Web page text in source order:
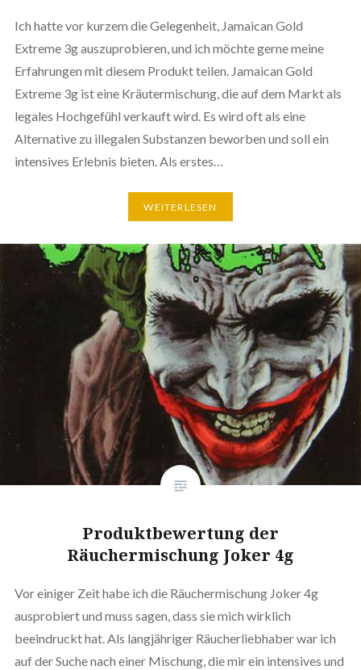
Ich hatte vor kurzem die Gelegenheit, Jamaican Gold
Extreme 3g auszuprobieren, und ich möchte gerne meine
Erfahrungen mit diesem Produkt teilen. Jamaican Gold
Extreme 3g ist eine Kräutermischung, die auf dem Markt als
legales Hochgefühl verkauft wird. Es wird oft als eine
Alternative zu illegalen Substanzen beworben und soll ein
intensives Erlebnis bieten. Als erstes…
WEITERLESEN
Produktbewertung der
Räuchermischung Joker 4g
Vor einiger Zeit habe ich die Räuchermischung Joker 4g
ausprobiert und muss sagen, dass sie mich wirklich
beeindruckt hat. Als langjähriger Räucherliebhaber war ich
auf der Suche nach einer Mischung, die mir ein intensives und